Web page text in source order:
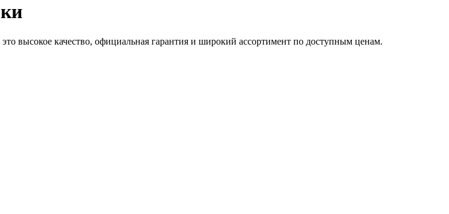
высокое качество, официальная гарантия и широкий ассортимент по доступным ценам.